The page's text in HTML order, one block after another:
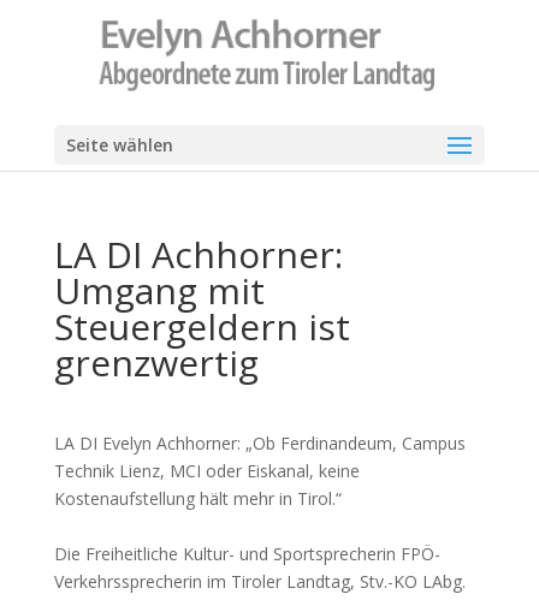
Seite wählen
LA DI Achhorner:
Umgang mit
Steuergeldern ist
grenzwertig
LA DI Evelyn Achhorner: „Ob Ferdinandeum, Campus
Technik Lienz, MCI oder Eiskanal, keine
Kostenaufstellung hält mehr in Tirol.“
Die Freiheitliche Kultur- und Sportsprecherin FPÖ-
Verkehrssprecherin im Tiroler Landtag, Stv.-KO LAbg.